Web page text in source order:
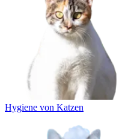
Hygiene von Katzen